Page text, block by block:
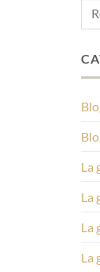
La
La
La
La